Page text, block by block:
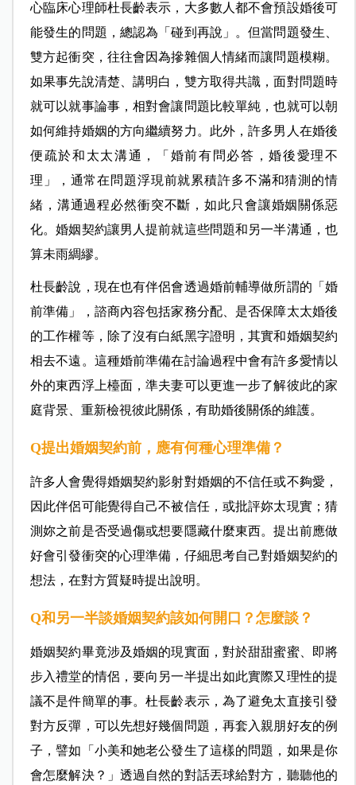
心臨床心理師杜長齡表示，大多數人都不會預設婚後可
能發生的問題，總認為「碰到再說」。但當問題發生、
雙方起衝突，往往會因為摻雜個人情緒而讓問題模糊。
如果事先說清楚、講明白，雙方取得共識，面對問題時
就可以就事論事，相對會讓問題比較單純，也就可以朝
如何維持婚姻的方向繼續努力。此外，許多男人在婚後
便疏於和太太溝通，「婚前有問必答，婚後愛理不
理」，通常在問題浮現前就累積許多不滿和猜測的情
緒，溝通過程必然衝突不斷，如此只會讓婚姻關係惡
化。婚姻契約讓男人提前就這些問題和另一半溝通，也
算未雨綢繆。
杜長齡說，現在也有伴侶會透過婚前輔導做所謂的「婚
前準備」，諮商內容包括家務分配、是否保障太太婚後
的工作權等，除了沒有白紙黑字證明，其實和婚姻契約
相去不遠。這種婚前準備在討論過程中會有許多愛情以
外的東西浮上檯面，準夫妻可以更進一步了解彼此的家
庭背景、重新檢視彼此關係，有助婚後關係的維護。
Q提出婚姻契約前，應有何種心理準備？
許多人會覺得婚姻契約影射對婚姻的不信任或不夠愛，
因此伴侶可能覺得自己不被信任，或批評妳太現實；猜
測妳之前是否受過傷或想要隱藏什麼東西。提出前應做
好會引發衝突的心理準備，仔細思考自己對婚姻契約的
想法，在對方質疑時提出說明。
Q和另一半談婚姻契約該如何開口？怎麼談？
婚姻契約畢竟涉及婚姻的現實面，對於甜甜蜜蜜、即將
步入禮堂的情侶，要向另一半提出如此實際又理性的提
議不是件簡單的事。杜長齡表示，為了避免太直接引發
對方反彈，可以先想好幾個問題，再套入親朋好友的例
子，譬如「小美和她老公發生了這樣的問題，如果是你
會怎麼解決？」透過自然的對話丟球給對方，聽聽他的